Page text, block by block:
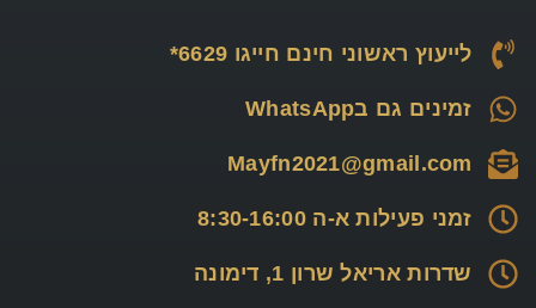
לייעוץ ראשוני חינם חייגו 6629*
זמינים גם בWhatsApp
Mayfn2021@gmail.com
זמני פעילות א-ה 8:30-16:00
שדרות אריאל שרון 1, דימונה